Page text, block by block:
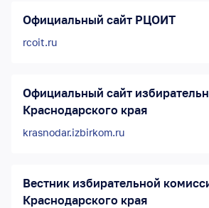
Официальный сайт РЦОИТ
rcoit.ru
Официальный сайт
Краснодарского края
krasnodar.izbirkom.ru
Вестник избирательной
Краснодарского края